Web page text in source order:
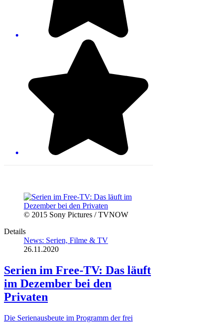
© 2015 Sony Pictures / TVNOW
Details
News: Serien, Filme & TV
26.11.2020
Serien im Free-TV: Das läuft
im Dezember bei den
Privaten
Die Serienausbeute im Programm der frei